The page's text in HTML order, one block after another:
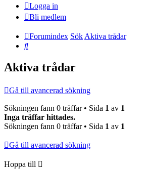
Logga in
Bli medlem
Forumindex SökAktiva trådar
Sök
Aktiva trådar
Gå till avancerad sökning
Sökningen fann 0 träffar • Sida 1 av 1
Inga träffar hittades.
Sökningen fann 0 träffar • Sida 1 av 1
Gå till avancerad sökning
Hoppa till